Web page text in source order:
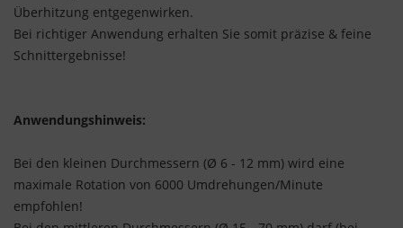
Überhitzung entgegenwirken.
Bei richtiger Anwendung erhalten Sie somit präzise & feine
Schnittergebnisse!
Anwendungshinweis:
Bei den kleinen Durchmessern (Ø 6 - 12 mm) wird eine
maximale Rotation von 6000 Umdrehungen/Minute
empfohlen!